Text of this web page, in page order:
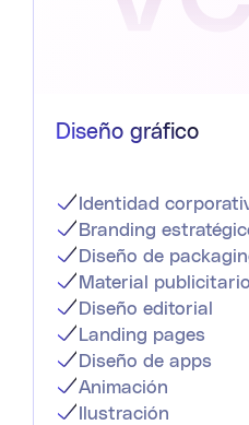
Diseño gráfico
Identidad
Branding
Diseño de
Material publicitario
Diseño editorial
Landing pages
Diseño de apps
Animación
Ilustración